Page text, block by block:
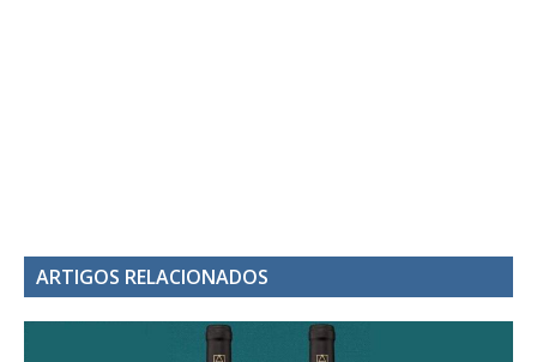
ARTIGOS RELACIONADOS